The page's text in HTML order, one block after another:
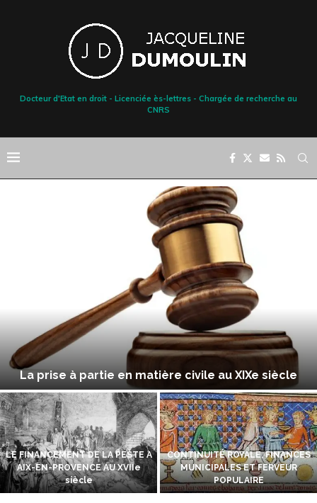
Docteur d'Etat en droit - Licenciée ès-lettres - Chargée de recherche au
CNRS
La prise à partie en matière civile au XIXe siècle
LE FINANCEMENT DE LA PESTE A
AIX-EN-PROVENCE AU XVIIe
siècle
CONTINUITÉ ROYALE, FINANCES
MUNICIPALES ET FERVEUR
POPULAIRE